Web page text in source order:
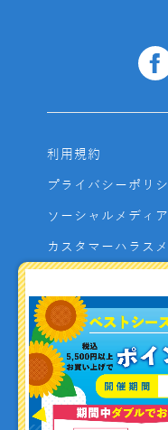
利用規約
プライバシーポリ
ソーシャルメディ
カスタマーハラス
よくあるご質問
お問い合わせ
利用者資金の保全方